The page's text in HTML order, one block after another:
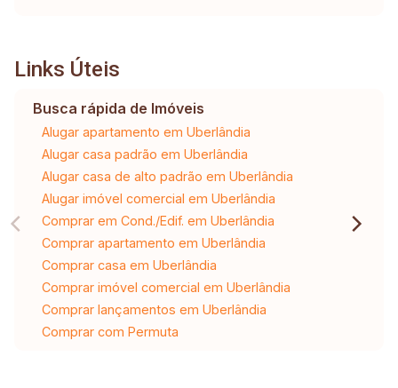
Links Úteis
Busca rápida de Imóveis
Alugar apartamento em Uberlândia
Alugar casa padrão em Uberlândia
Alugar casa de alto padrão em Uberlândia
Alugar imóvel comercial em Uberlândia
Comprar em Cond./Edif. em Uberlândia
Comprar apartamento em Uberlândia
Comprar casa em Uberlândia
Comprar imóvel comercial em Uberlândia
Comprar lançamentos em Uberlândia
Comprar com Permuta